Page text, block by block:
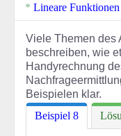
Lineare
Viele Themen des
beschreiben, wie
Handyrechnung
Beispielen klar.
Beispiel 8